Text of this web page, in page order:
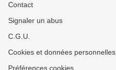
Contact
Signaler un abus
C.G.U.
Cookies et données personnelles
Préférences cookies